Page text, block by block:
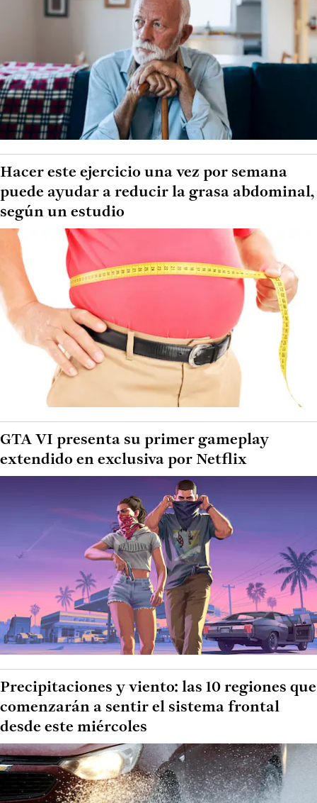
Hacer este ejercicio una vez por semana
puede ayudar a reducir la grasa abdominal,
según un estudio
GTA VI presenta su primer gameplay
extendido en exclusiva por Netflix
Precipitaciones y viento: las 10 regiones que
comenzarán a sentir el sistema frontal
desde este miércoles